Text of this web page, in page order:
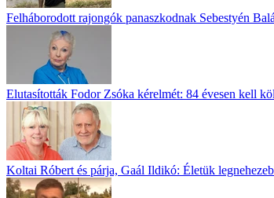
Felháborodott rajongók panaszkodnak Sebestyén
Elutasították Fodor Zsóka kérelmét: 84 évesen kell
Koltai Róbert és párja, Gaál Ildikó: Életük